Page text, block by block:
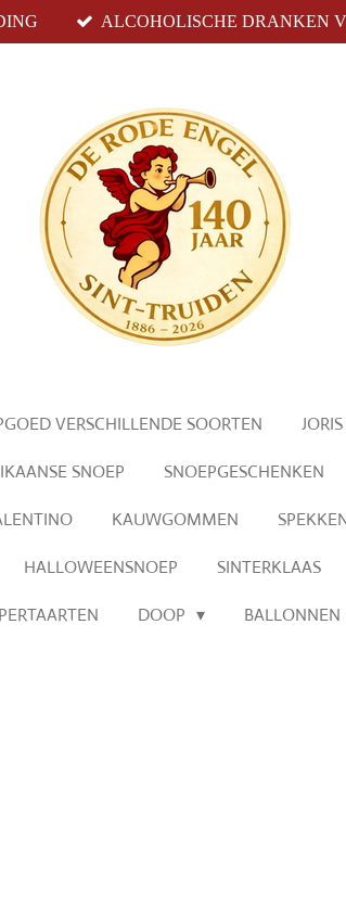
ALCOHOLISCHE DRANKEN
VERSCHILLENDE SOORTEN JORIS
SNOEP SNOEPGESCHENKEN
KAUWGOMMEN
HALLOWEENSNOEP SINTERKLAAS
DOOP BALLONNEN